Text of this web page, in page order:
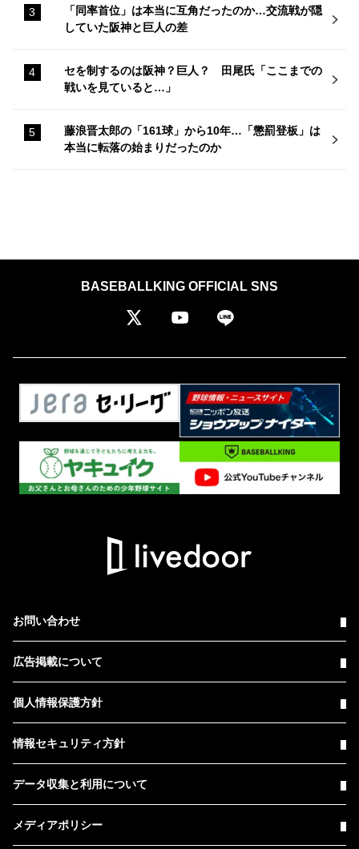
「同率首位」は本当に互角だったのか…交流戦が隠
していた阪神と巨人の差
セを制するのは阪神？巨人？ 田尾氏「ここまでの
戦いを見ていると…」
藤浪晋太郎の「161球」から10年…「懲罰登板」は
本当に転落の始まりだったのか
BASEBALLKING OFFICIAL SNS
お問い合わせ
広告掲載について
個人情報保護方針
情報セキュリティ方針
データ収集と利用について
メディアポリシー